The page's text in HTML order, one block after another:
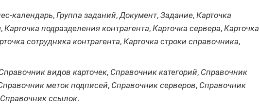
календарь, Группа заданий, Документ, Задание, Карточка
, Карточка подразделения контрагента, Карточка сервера, Карточка
сотрудника контрагента, Карточка строки справочника,
видов карточек, Справочник категорий, Справочник
меток подписей, Справочник серверов, Справочник
Справочник ссылок.